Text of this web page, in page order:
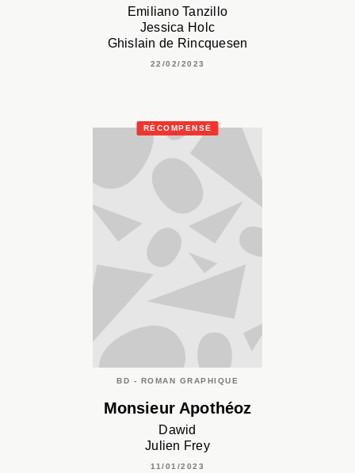
Emiliano Tanzillo
Jessica Holc
Ghislain de Rincquesen
22/02/2023
RÉCOMPENSÉ
BD - ROMAN GRAPHIQUE
Monsieur Apothéoz
Dawid
Julien Frey
11/01/2023